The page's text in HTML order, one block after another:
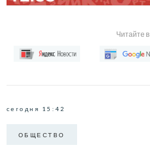
Читайте в
сегодня 15:42
ОБЩЕСТВО